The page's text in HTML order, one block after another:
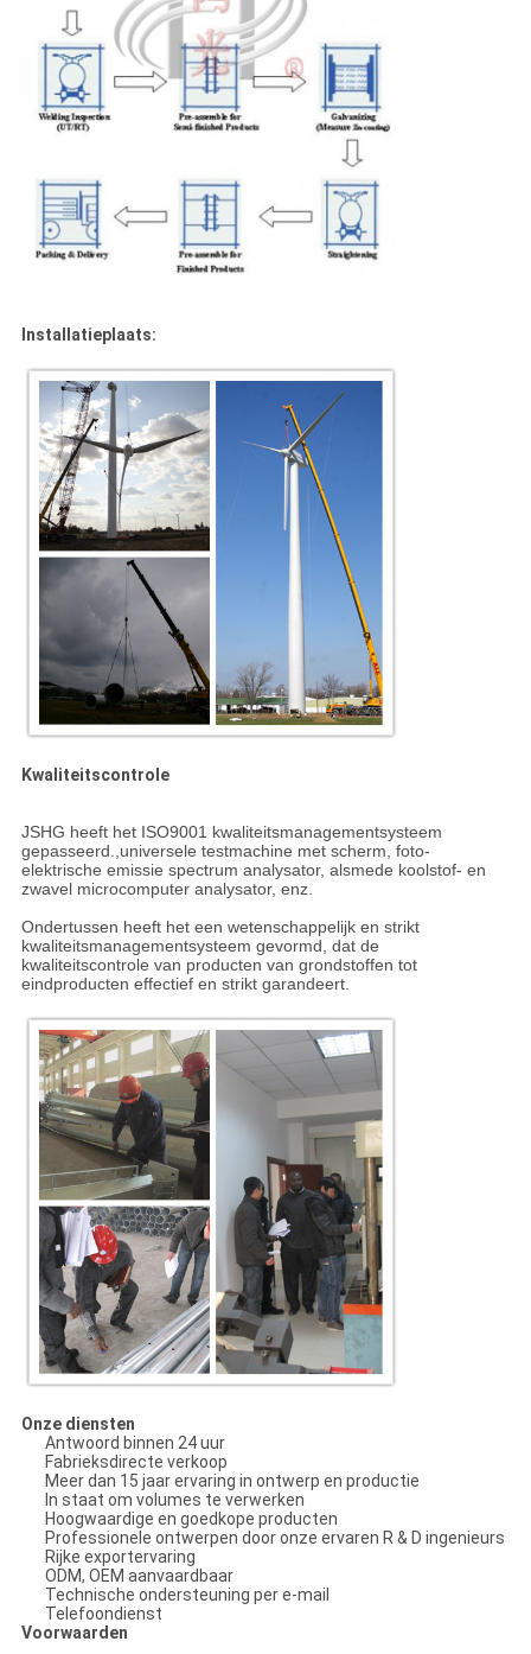
Installatieplaats:
Kwaliteitscontrole
JSHG heeft het ISO9001 kwaliteitsmanagementsysteem
gepasseerd.,universele testmachine met scherm, foto-
elektrische emissie spectrum analysator, alsmede koolstof- en
zwavel microcomputer analysator, enz.
Ondertussen heeft het een wetenschappelijk en strikt
kwaliteitsmanagementsysteem gevormd, dat de
kwaliteitscontrole van producten van grondstoffen tot
eindproducten effectief en strikt garandeert.
Onze diensten
Antwoord binnen 24 uur
Fabrieksdirecte verkoop
Meer dan 15 jaar ervaring in ontwerp en productie
In staat om volumes te verwerken
Hoogwaardige en goedkope producten
Professionele ontwerpen door onze ervaren R & D ingenieurs
Rijke exportervaring
ODM, OEM aanvaardbaar
Technische ondersteuning per e-mail
Telefoondienst
Voorwaarden